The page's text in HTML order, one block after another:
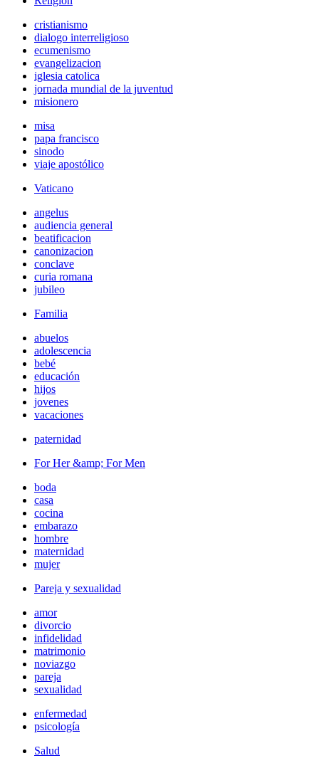
cristianismo
dialogo interreligioso
ecumenismo
evangelizacion
iglesia catolica
jornada mundial de la juventud
misionero
misa
papa francisco
sinodo
viaje apostólico
Vaticano
angelus
audiencia general
beatificacion
canonizacion
conclave
curia romana
jubileo
Familia
abuelos
adolescencia
bebé
educación
hijos
jovenes
vacaciones
paternidad
For Her &amp; For Men
boda
casa
cocina
embarazo
hombre
maternidad
mujer
Pareja y sexualidad
amor
divorcio
infidelidad
matrimonio
noviazgo
pareja
sexualidad
enfermedad
psicología
Salud